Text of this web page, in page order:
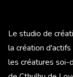
Le studio de
la création
les créatures soi-